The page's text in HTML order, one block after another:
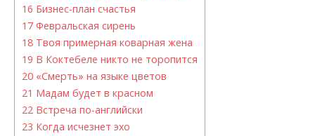
16 Бизнес-план счастья
17 Февральская сирень
18 Твоя примерная коварная жена
19 В Коктебеле никто не торопится
20 «Смерть» на языке цветов
21 Мадам будет в красном
22 Встреча по-английски
23 Когда исчезнет эхо